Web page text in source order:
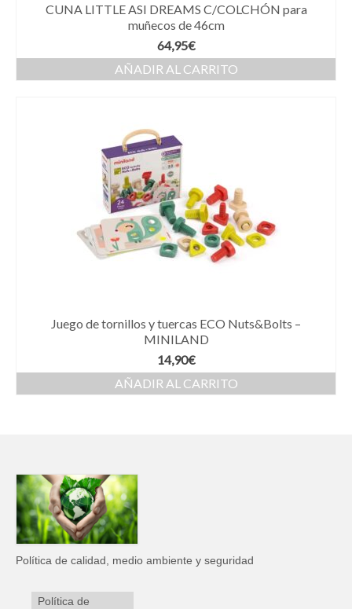
CUNA LITTLE ASI DREAMS C/COLCHÓN para
muñecos de 46cm
64,95€
AÑADIR AL CARRITO
Juego de tornillos y tuercas ECO Nuts&Bolts –
MINILAND
14,90€
AÑADIR AL CARRITO
Política de calidad, medio ambiente y seguridad
Política de